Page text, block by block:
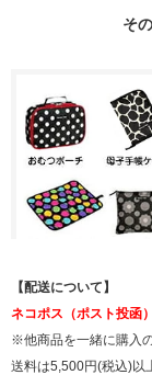
【配送について】
ネコポス（ポスト投函
※他商品を一緒に購入
送料は5,500円(税込)以